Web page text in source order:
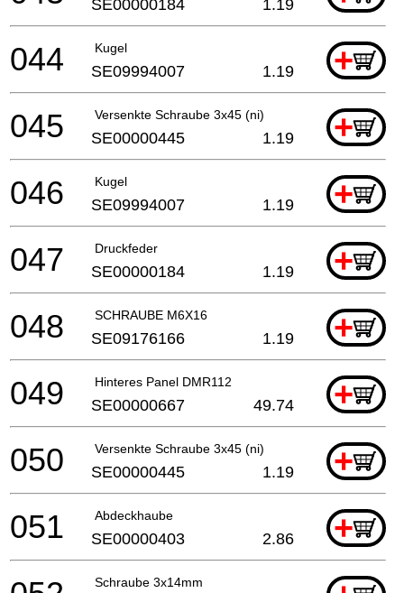
SE00000184 1.19
Kugel +
044 SE09994007 1.19
Versenkte Schraube 3x45 (ni) +
045 SE00000445 1.19
Kugel +
046 SE09994007 1.19
Druckfeder +
047 SE00000184 1.19
SCHRAUBE M6X16 +
048 SE09176166 1.19
Hinteres Panel DMR112 +
049 SE00000667 49.74
Versenkte Schraube 3x45 (ni) +
050 SE00000445 1.19
Abdeckhaube +
051 SE00000403 2.86
Schraube 3x14mm